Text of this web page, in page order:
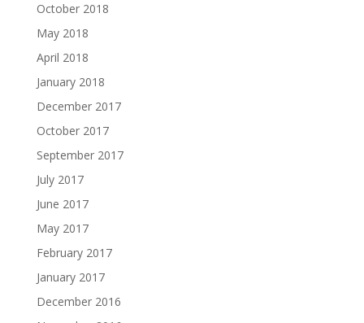
October 2018
May 2018
April 2018
January 2018
December 2017
October 2017
September 2017
July 2017
June 2017
May 2017
February 2017
January 2017
December 2016